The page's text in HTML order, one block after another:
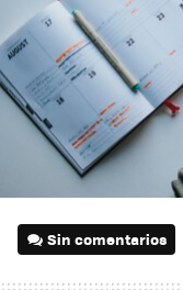
Sin comentarios